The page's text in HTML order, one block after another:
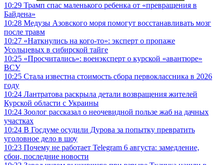
10:29 Трамп спас маленького ребенка от «превращения в
Байдена»
10:28 Медузы Азовского моря помогут восстанавливать мозг
после травм
10:27 «Наткнулись на кого-то»: эксперт о пропаже
Усольцевых в сибирской тайге
10:25 «Просчитались»: военэксперт о курской «авантюре»
ВСУ
10:25 Стала известна стоимость сбора первоклассника в 2026
году
10:24 Лантратова раскрыла детали возвращения жителей
Курской области с Украины
10:24 Зоолог рассказал о неочевидной пользе жаб на дачных
участках
10:24 В Госдуме осудили Дурова за попытку превратить
уголовное дело в шоу
10:23 Почему не работает Telegram 6 августа: замедление,
сбои, последние новости